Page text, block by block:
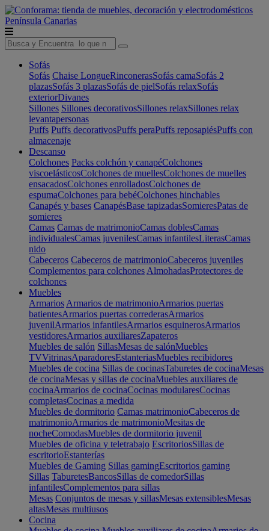
Península Canarias
Sofás
Sofás Chaise LongueRinconerasSofás camaSofás 2
plazasSofás 3 plazasSofás de pielSofás relaxSofás
exteriorDivanes
Sillones Sillones decorativosSillones relaxSillones relax
levantapersonas
Puffs Puffs decorativosPuffs peraPuffs reposapiésPuffs con
almacenaje
Descanso
Colchones Packs colchón y canapéColchones
viscoelásticosColchones de muellesColchones de muelles
ensacadosColchones enrolladosColchones de
espumaColchones para bebéColchones hinchables
Canapés y bases CanapésBase tapizadasSomieresPatas de
somieres
Camas Camas de matrimonioCamas doblesCamas
individualesCamas juvenilesCamas infantilesLiterasCamas
nido
Cabeceros Cabeceros de matrimonioCabeceros juveniles
Complementos para colchones AlmohadasProtectores de
colchones
Muebles
Armarios Armarios de matrimonioArmarios puertas
batientesArmarios puertas correderasArmarios
juvenilArmarios infantilesArmarios esquinerosArmarios
vestidoresArmarios auxiliaresZapateros
Muebles de salón SillasMesas de salónMuebles
TVVitrinasAparadoresEstanteriasMuebles recibidores
Muebles de cocina Sillas de cocinasTaburetes de cocinaMesas
de cocinaMesas y sillas de cocinaMuebles auxiliares de
cocinaArmarios de cocinaCocinas modularesCocinas
completasCocinas a medida
Muebles de dormitorio Camas matrimonioCabeceros de
matrimonioArmarios de matrimonioMesitas de
nocheComodasMuebles de dormitorio juvenil
Muebles de oficina y teletrabajo EscritoriosSillas de
escritorioEstanterías
Muebles de Gaming Sillas gamingEscritorios gaming
Sillas TaburetesBancosSillas de comedorSillas
infantilesComplementos para sillas
Mesas Conjuntos de mesas y sillasMesas extensiblesMesas
altasMesas multiusos
Cocina